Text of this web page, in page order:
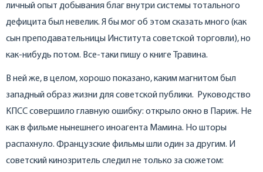
личный опыт добывания благ внутри системы тотального
дефицита был невелик. Я бы мог об этом сказать много (как
сын преподавательницы Института советской торговли), но
как-нибудь потом. Все-таки пишу о книге Травина.
В ней же, в целом, хорошо показано, каким магнитом был
западный образ жизни для советской публики. Руководство
КПСС совершило главную ошибку: открыло окно в Париж. Не
как в фильме нынешнего иноагента Мамина. Но шторы
распахнуло. Французские фильмы шли один за другим. И
советский кинозритель следил не только за сюжетом: